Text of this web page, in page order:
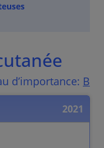
d’importance: B
2021